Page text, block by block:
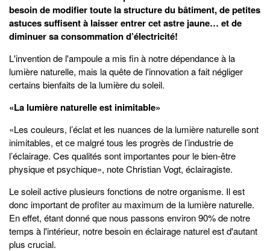
besoin de modifier toute la structure du bâtiment, de petites
astuces suffisent à laisser entrer cet astre jaune… et de
diminuer sa consommation d’électricité!
L'invention de l'ampoule a mis fin à notre dépendance à la
lumière naturelle, mais la quête de l'innovation a fait négliger
certains bienfaits de la lumière du soleil.
«La lumière naturelle est inimitable»
«Les couleurs, l’éclat et les nuances de la lumière naturelle sont
inimitables, et ce malgré tous les progrès de l’industrie de
l’éclairage. Ces qualités sont importantes pour le bien-être
physique et psychique», note Christian Vogt, éclairagiste.
Le soleil active plusieurs fonctions de notre organisme. Il est
donc important de profiter au maximum de la lumière naturelle.
En effet, étant donné que nous passons environ 90% de notre
temps à l'intérieur, notre besoin en éclairage naturel est d'autant
plus crucial.